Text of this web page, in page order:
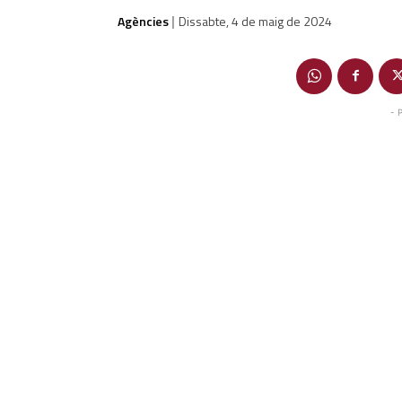
Agències | Dissabte, 4 de maig de 2024
-